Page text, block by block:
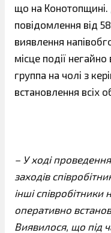
що на Конотопщині.
повідомлення від
виявлення
місце події
группа на чолі з
встановлення всіх
– У ході
заходів
інші співробітники
оперативно
Виявилося, що під